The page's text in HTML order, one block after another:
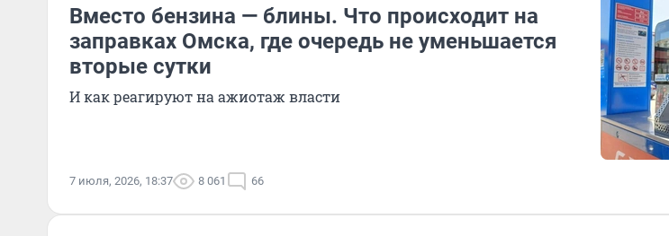
Вместо бензина — блины. Что происходит на
заправках Омска, где очередь не уменьшается
вторые сутки
И как реагируют на ажиотаж власти
7 июля, 2026, 18:37 8 061 66